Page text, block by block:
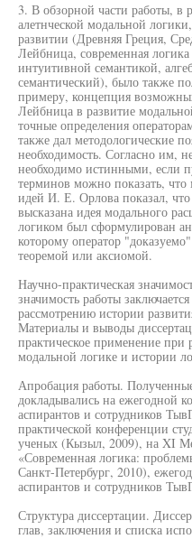
3. В обзорной части работы, в
алетнческой модальной
развитии (Древняя Греция,
Лейбница, современная
интуитивной семантикой,
семантический), было также
примеру, концепция
Лейбница в развитие
точные определения
также дал методологические
необходимость. Согласно им,
необходимо истинными, если
терминов можно показать,
идей И. Е. Орлова показал,
высказана идея модального
логиком был сформулирован
которому оператор
теоремой или аксиомой.
Научно-практическая
значимость работы
рассмотрению истории
Материалы и выводы
практическое применение при
модальной логике и истории
Апробация работы.
докладывались на ежегодной
аспирантов и сотрудников
практической конференции
ученых (Кызыл, 2009), на XI
«Современная логика:
Санкт-Петербург, 2010),
аспирантов и сотрудников
Структура диссертации.
глав, заключения и списка